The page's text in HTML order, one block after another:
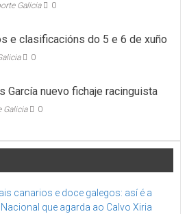
Galicia 0
e clasificacións do 5 e 6 de xuño
0
García nuevo fichaje racinguista
Galicia 0
canarios e doce galegos: así é a
que agarda ao Calvo Xiria